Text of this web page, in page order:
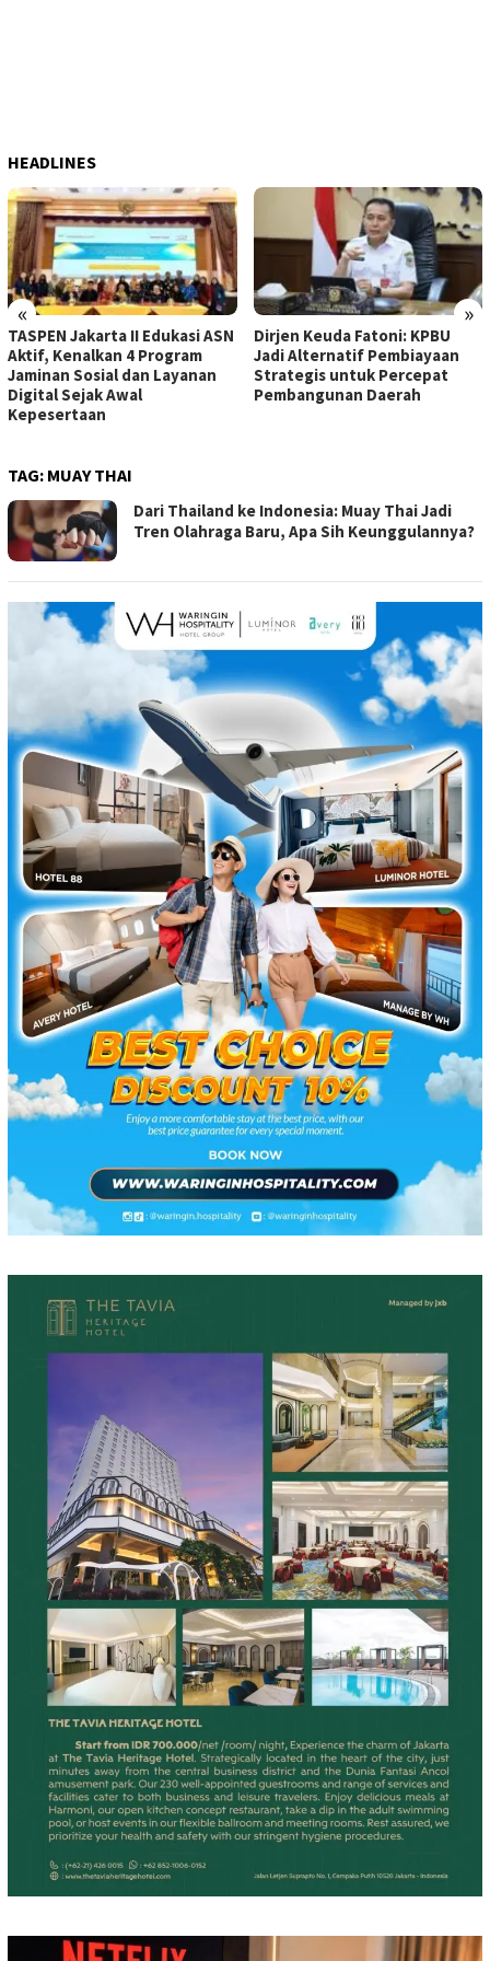
HEADLINES
« »
TASPEN Jakarta II Edukasi ASN
Aktif, Kenalkan 4 Program
Jaminan Sosial dan Layanan
Digital Sejak Awal
Kepesertaan
Dirjen Keuda Fatoni: KPBU
Jadi Alternatif Pembiayaan
Strategis untuk Percepat
Pembangunan Daerah
TAG: MUAY THAI
Dari Thailand ke Indonesia: Muay Thai Jadi
Tren Olahraga Baru, Apa Sih Keunggulannya?